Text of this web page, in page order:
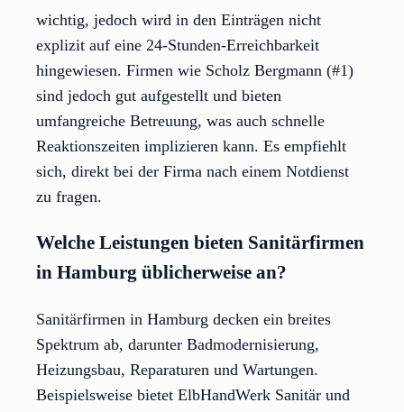
wichtig, jedoch wird in den Einträgen nicht
explizit auf eine 24-Stunden-Erreichbarkeit
hingewiesen. Firmen wie Scholz Bergmann (#1)
sind jedoch gut aufgestellt und bieten
umfangreiche Betreuung, was auch schnelle
Reaktionszeiten implizieren kann. Es empfiehlt
sich, direkt bei der Firma nach einem Notdienst
zu fragen.
Welche Leistungen bieten Sanitärfirmen
in Hamburg üblicherweise an?
Sanitärfirmen in Hamburg decken ein breites
Spektrum ab, darunter Badmodernisierung,
Heizungsbau, Reparaturen und Wartungen.
Beispielsweise bietet ElbHandWerk Sanitär und